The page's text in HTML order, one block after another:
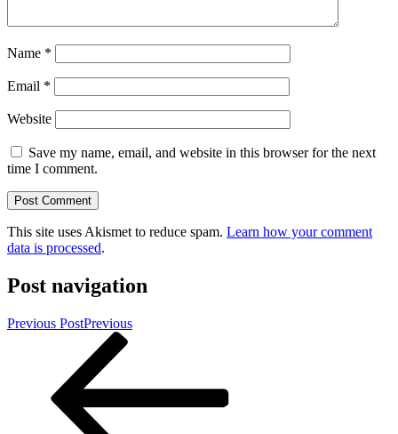
Name *
Email *
Website
Save my name, email, and website in this browser for the next
time I comment.
This site uses Akismet to reduce spam. Learn how your comment
data is processed.
Post navigation
Previous PostPrevious